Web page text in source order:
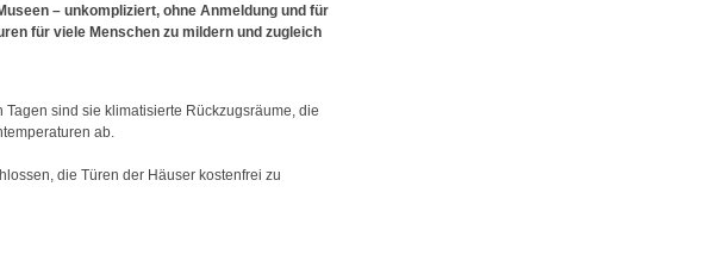
– unkompliziert, ohne Anmeldung und für
für viele Menschen zu mildern und zugleich
sind sie klimatisierte Rückzugsräume, die
ab.
die Türen der Häuser kostenfrei zu